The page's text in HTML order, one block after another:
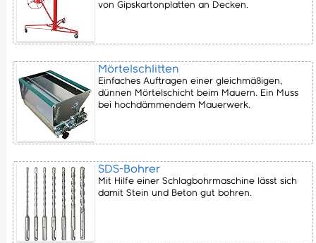
von Gipskartonplatten an Decken.
Mörtelschlitten
Einfaches Auftragen einer gleichmäßigen,
dünnen Mörtelschicht beim Mauern. Ein Muss
bei hochdämmendem Mauerwerk.
SDS-Bohrer
Mit Hilfe einer Schlagbohrmaschine lässt sich
damit Stein und Beton gut bohren.